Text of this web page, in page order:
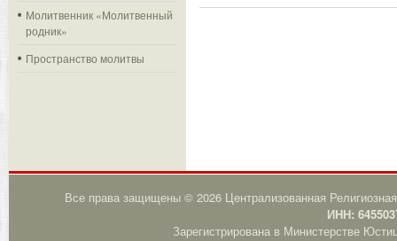
Молитвенник «Молитвенный
родник»
Пространство молитвы
Все права защищены © 2026 Централизованная
ИНН:
Зарегистрирована в Министерстве